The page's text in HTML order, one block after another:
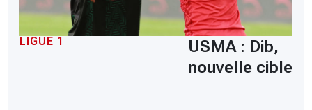
LIGUE 1
USMA : Dib,
nouvelle cible